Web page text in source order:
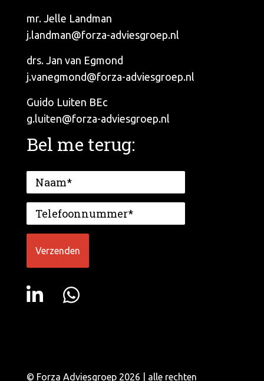
mr. Jelle Landman
j.landman@forza-adviesgroep.nl
drs. Jan van Egmond
j.vanegmond@forza-adviesgroep.nl
Guido Luiten BEc
g.luiten@forza-adviesgroep.nl
Bel me terug:
© Forza Adviesgroep 2026 | alle rechten